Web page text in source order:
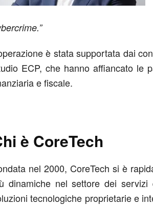
è stata supportata dai
ECP, che hanno affiancato le
e fiscale.
è CoreTech
nel 2000, CoreTech si è
dinamiche nel settore dei
tecnologiche proprietarie e